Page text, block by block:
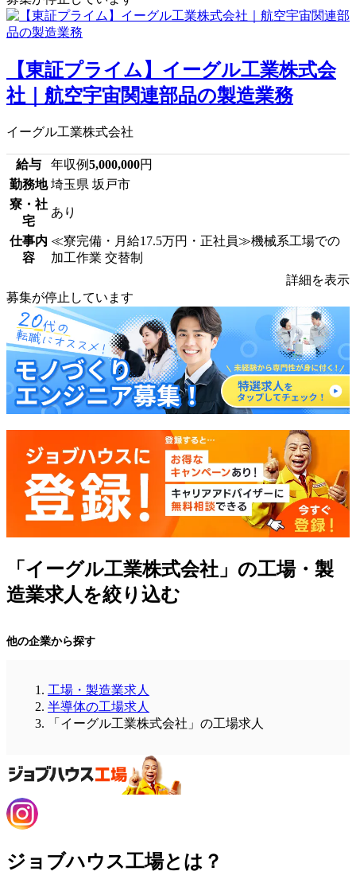
【東証プライム】イーグル工業株式会
社｜航空宇宙関連部品の製造業務
イーグル工業株式会社
給与 年収例5,000,000円
勤務地 埼玉県 坂戸市
寮・社
宅
あり
仕事内
容
≪寮完備・月給17.5万円・正社員≫機械系工場での
加工作業 交替制
詳細を表示
募集が停止しています
「イーグル工業株式会社」の工場・製
造業求人を絞り込む
他の企業から探す
工場・製造業求人
半導体の工場求人
「イーグル工業株式会社」の工場求人
ジョブハウス工場とは？